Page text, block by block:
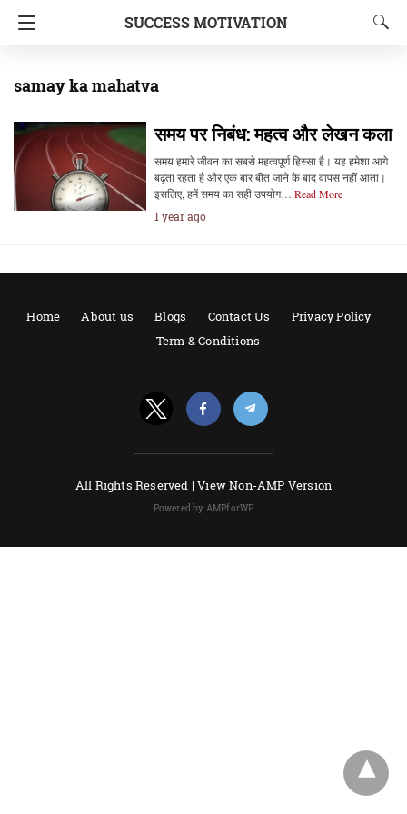
SUCCESS MOTIVATION
samay ka mahatva
समय पर निबंध: महत्व और लेखन कला
समय हमारे जीवन का सबसे महत्वपूर्ण हिस्सा है। यह हमेशा आगे
बढ़ता रहता है और एक बार बीत जाने के बाद वापस नहीं आता।
इसलिए, हमें समय का सही उपयोग… Read More
1 year ago
Home About us Blogs Contact Us
Privacy Policy
Term & Conditions
All Rights Reserved |View Non-AMP Version
Powered by AMPforWP